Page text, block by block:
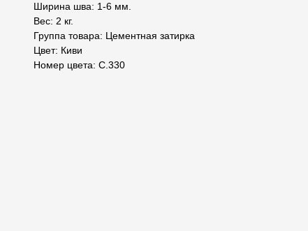
Ширина шва: 1-6 мм.
Вес: 2 кг.
Группа товара: Цементная затирка
Цвет: Киви
Номер цвета: C.330